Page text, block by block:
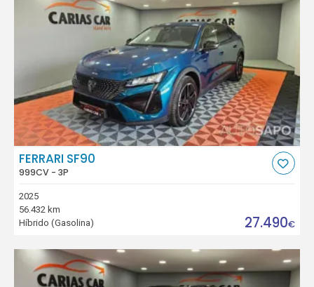
FERRARI SF90
999CV - 3P
2025
56.432 km
Híbrido (Gasolina)
27.490€